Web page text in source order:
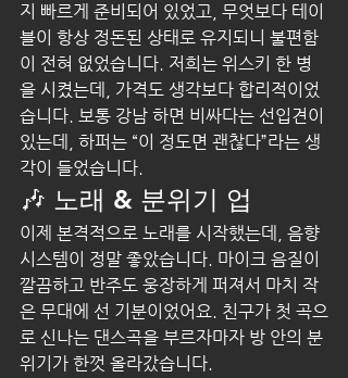
지 빠르게 준비되어 있었고, 무엇보다 테이
블이 항상 정돈된 상태로 유지되니 불편함
이 전혀 없었습니다. 저희는 위스키 한 병
을 시켰는데, 가격도 생각보다 합리적이었
습니다. 보통 강남 하면 비싸다는 선입견이
있는데, 하퍼는 “이 정도면 괜찮다”라는 생
각이 들었습니다.
🎶 노래 & 분위기 업
이제 본격적으로 노래를 시작했는데, 음향
시스템이 정말 좋았습니다. 마이크 음질이
깔끔하고 반주도 웅장하게 퍼져서 마치 작
은 무대에 선 기분이었어요. 친구가 첫 곡으
로 신나는 댄스곡을 부르자마자 방 안의 분
위기가 한껏 올라갔습니다.